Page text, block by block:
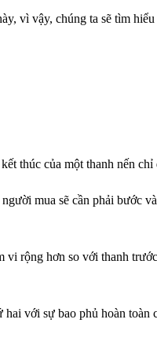
vì vậy, chúng ta sẽ tìm
thúc của một thanh nến chỉ
mua sẽ cần phải bước
rộng hơn so với thanh
với sự bao phủ hoàn toàn